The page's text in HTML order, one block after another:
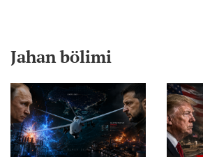
Jahan bölimi